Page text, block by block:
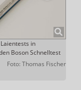
in
Boson Schnelltest
Foto: Thomas Fischer